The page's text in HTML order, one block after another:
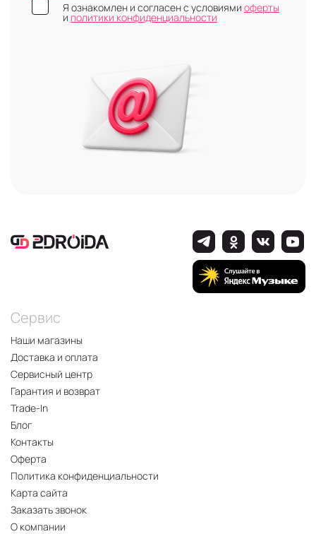
Я ознакомлен и согласен с условиями оферты
и политики конфиденциальности
Сервис
Наши магазины
Доставка и оплата
Сервисный центр
Гарантия и возврат
Trade-In
Блог
Контакты
Оферта
Политика конфиденциальности
Карта сайта
Заказать звонок
О компании